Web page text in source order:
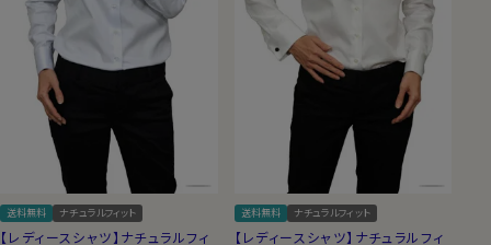
送料無料 ナチュラルフィット
【レディースシャツ】ナチュラルフィ
送料無料 ナチュラルフィット
【レディースシャツ】ナチュラルフィ